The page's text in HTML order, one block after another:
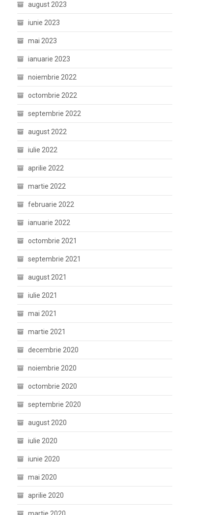
august 2023
iunie 2023
mai 2023
ianuarie 2023
noiembrie 2022
octombrie 2022
septembrie 2022
august 2022
iulie 2022
aprilie 2022
martie 2022
februarie 2022
ianuarie 2022
octombrie 2021
septembrie 2021
august 2021
iulie 2021
mai 2021
martie 2021
decembrie 2020
noiembrie 2020
octombrie 2020
septembrie 2020
august 2020
iulie 2020
iunie 2020
mai 2020
aprilie 2020